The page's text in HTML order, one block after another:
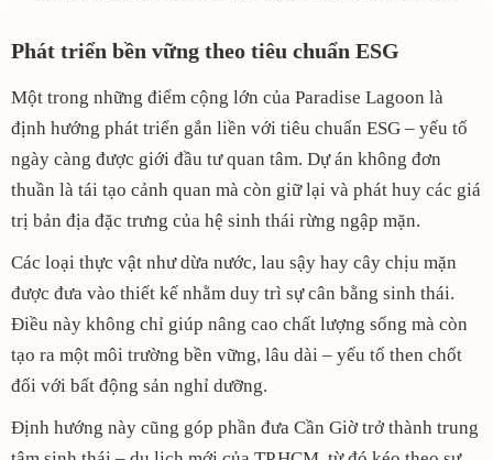
Phát triển bền vững theo tiêu chuẩn ESG
Một trong những điểm cộng lớn của Paradise Lagoon là
định hướng phát triển gắn liền với tiêu chuẩn ESG – yếu tố
ngày càng được giới đầu tư quan tâm. Dự án không đơn
thuần là tái tạo cảnh quan mà còn giữ lại và phát huy các giá
trị bản địa đặc trưng của hệ sinh thái rừng ngập mặn.
Các loại thực vật như dừa nước, lau sậy hay cây chịu mặn
được đưa vào thiết kế nhằm duy trì sự cân bằng sinh thái.
Điều này không chỉ giúp nâng cao chất lượng sống mà còn
tạo ra một môi trường bền vững, lâu dài – yếu tố then chốt
đối với bất động sản nghỉ dưỡng.
Định hướng này cũng góp phần đưa Cần Giờ trở thành trung